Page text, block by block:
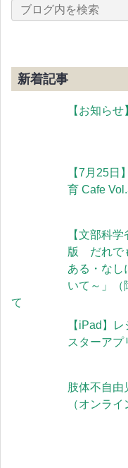
新着記事
【お知ら
【7月25日
育 Cafe
【文部科
版 だれで
ある・なし
いて～」（
て
【iPad】
スターアプ
肢体不自由
（オンライ